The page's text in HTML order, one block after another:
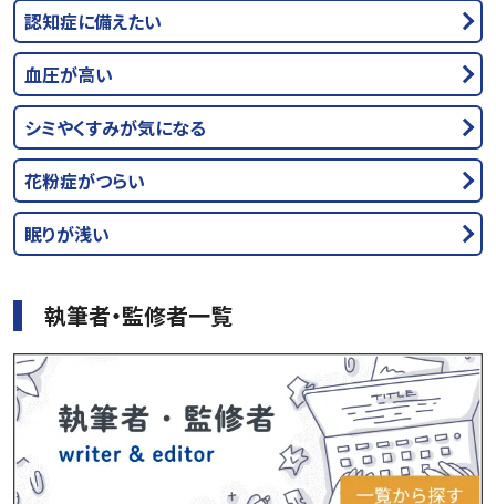
認知症に備えたい
血圧が高い
シミやくすみが気になる
花粉症がつらい
眠りが浅い
執筆者・監修者一覧